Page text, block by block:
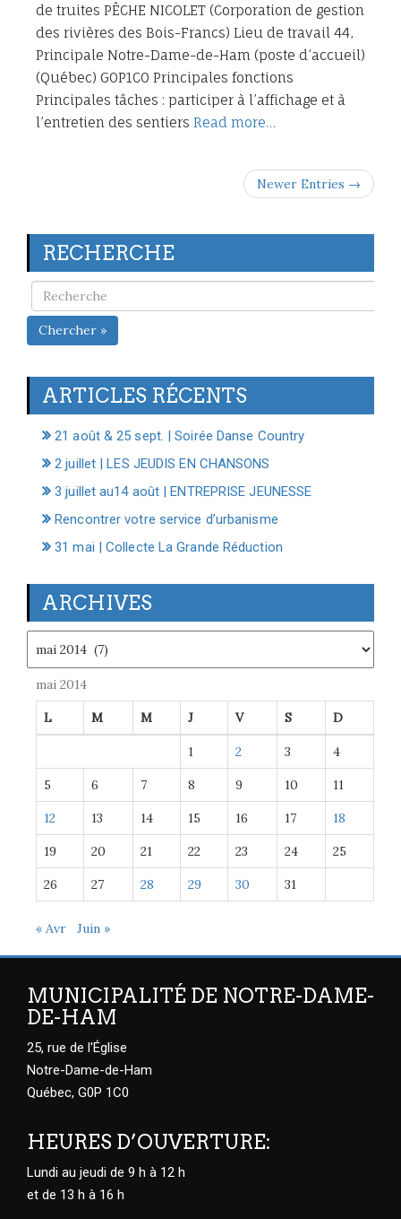
de truites PÊCHE NICOLET (Corporation de gestion
des rivières des Bois-Francs) Lieu de travail 44,
Principale Notre-Dame-de-Ham (poste d’accueil)
(Québec) G0P1C0 Principales fonctions
Principales tâches : participer à l’affichage et à
l’entretien des sentiers Read more…
Newer Entries →
RECHERCHE
Chercher »
ARTICLES RÉCENTS
21 août & 25 sept. | Soirée Danse Country
2 juillet | LES JEUDIS EN CHANSONS
3 juillet au14 août | ENTREPRISE JEUNESSE
Rencontrer votre service d’urbanisme
31 mai | Collecte La Grande Réduction
ARCHIVES
mai 2014
L M M J V S D
1 2 3 4
5 6 7 8 9 10 11
12 13 14 15 16 17 18
19 20 21 22 23 24 25
26 27 28 29 30 31
« Avr Juin »
MUNICIPALITÉ DE NOTRE-DAME-
DE-HAM
25, rue de l'Église
Notre-Dame-de-Ham
Québec, G0P 1C0
HEURES D’OUVERTURE:
Lundi au jeudi de 9 h à 12 h
et de 13 h à 16 h